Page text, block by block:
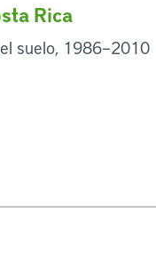
Rica
suelo, 1986–2010